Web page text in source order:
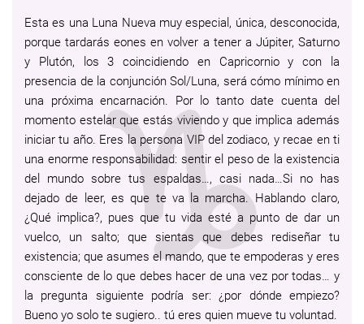
Esta es una Luna Nueva muy especial, única, desconocida,
porque tardarás eones en volver a tener a Júpiter, Saturno
y Plutón, los 3 coincidiendo en Capricornio y con la
presencia de la conjunción Sol/Luna, será cómo mínimo en
una próxima encarnación. Por lo tanto date cuenta del
momento estelar que estás viviendo y que implica además
iniciar tu año. Eres la persona VIP del zodiaco, y recae en ti
una enorme responsabilidad: sentir el peso de la existencia
del mundo sobre tus espaldas…, casi nada…Si no has
dejado de leer, es que te va la marcha. Hablando claro,
¿Qué implica?, pues que tu vida esté a punto de dar un
vuelco, un salto; que sientas que debes rediseñar tu
existencia; que asumes el mando, que te empoderas y eres
consciente de lo que debes hacer de una vez por todas… y
la pregunta siguiente podría ser: ¿por dónde empiezo?
Bueno yo solo te sugiero.. tú eres quien mueve tu voluntad.